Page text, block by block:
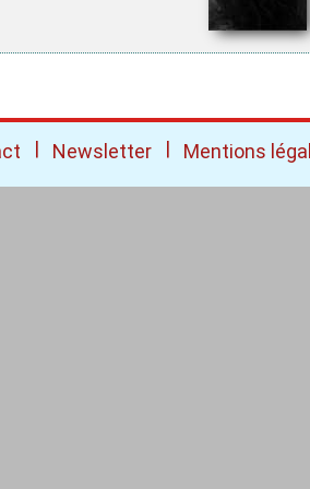
| Newsletter | Mentions